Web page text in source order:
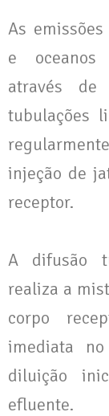
As
e oceanos
através de
tubulações
injeção de
receptor.
A difusão
realiza a
corpo
imediata
diluição
efluente.